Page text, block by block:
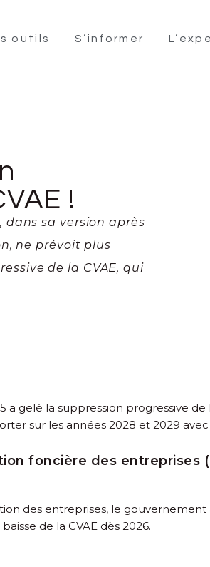
outils S’informer
!
dans sa version après
ne prévoit plus
de la CVAE, qui
gelé la suppression progressive
sur les années 2028 et 2029
foncière des
des entreprises, le
de la CVAE dès 2026.